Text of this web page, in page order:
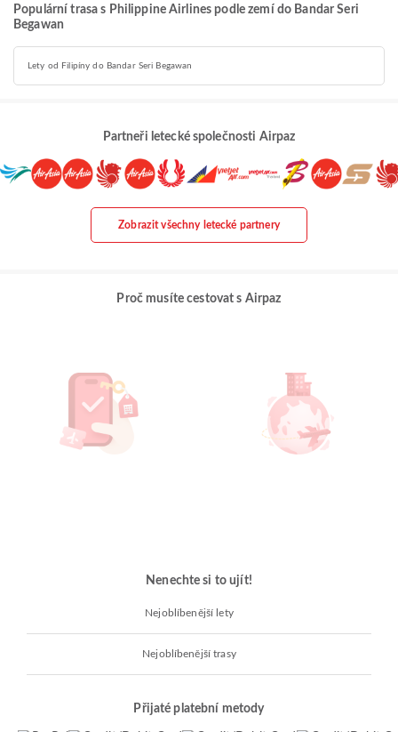
Populární trasa s Philippine Airlines podle zemí do Bandar Seri
Begawan
Lety od Filipíny do Bandar Seri Begawan
Partneři letecké společnosti Airpaz
Zobrazit všechny letecké partnery
Proč musíte cestovat s Airpaz
Nenechte si to ujít!
Nejoblíbenější lety
Nejoblíbenější trasy
Přijaté platební metody